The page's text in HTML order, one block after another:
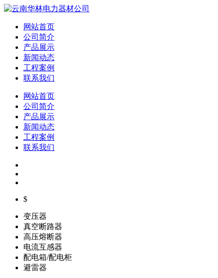
网站首页
公司简介
产品展示
新闻动态
工程案例
联系我们
网站首页
公司简介
产品展示
新闻动态
工程案例
联系我们
$
变压器
真空断路器
高压熔断器
电流互感器
配电箱/配电柜
避雷器